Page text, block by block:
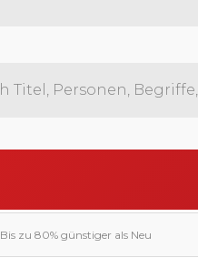
Bis zu 80% günstiger als Neu